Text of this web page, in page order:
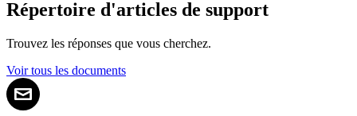
Répertoire d'articles de support
Trouvez les réponses que vous cherchez.
Voir tous les documents